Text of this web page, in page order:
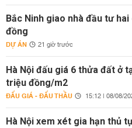
Bắc Ninh giao nhà đầu tư
đồng
DỰ ÁN 21 giờ trước
Hà Nội đấu giá 6 thửa đất ở
triệu đồng/m2
ĐẤU GIÁ - ĐẤU THẦU 15:12 | 08/08/
Hà Nội xem xét gia hạn thủ